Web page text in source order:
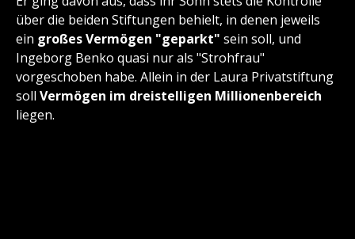
über die beiden Stiftungen behielt, in denen jeweils
ein großes Vermögen "geparkt" sein soll, und
Ingeborg Benko quasi nur als "Strohfrau"
vorgeschoben habe. Allein in der Laura Privatstiftung
soll Vermögen im dreistelligen Millionenbereich
liegen.